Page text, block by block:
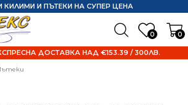
0 0
КИЛИМИ И ПЪТЕКИ НА СУПЕР ЦЕНА
ДОСТАВКА НАД €153.39 / 300ЛВ.